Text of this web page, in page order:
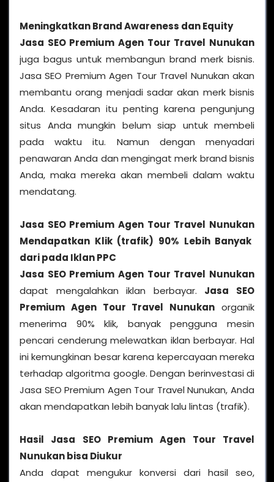
Meningkatkan Brand Awareness dan Equity
Jasa SEO Premium Agen Tour Travel Nunukan
juga bagus untuk membangun brand merk bisnis.
Jasa SEO Premium Agen Tour Travel Nunukan akan
membantu orang menjadi sadar akan merk bisnis
Anda. Kesadaran itu penting karena pengunjung
situs Anda mungkin belum siap untuk membeli
pada waktu itu. Namun dengan menyadari
penawaran Anda dan mengingat merk brand bisnis
Anda, maka mereka akan membeli dalam waktu
mendatang.
Jasa SEO Premium Agen Tour Travel Nunukan
Mendapatkan Klik (trafik) 90% Lebih Banyak
dari pada Iklan PPC
Jasa SEO Premium Agen Tour Travel Nunukan
dapat mengalahkan iklan berbayar. Jasa SEO
Premium Agen Tour Travel Nunukan organik
menerima 90% klik, banyak pengguna mesin
pencari cenderung melewatkan iklan berbayar. Hal
ini kemungkinan besar karena kepercayaan mereka
terhadap algoritma google. Dengan berinvestasi di
Jasa SEO Premium Agen Tour Travel Nunukan, Anda
akan mendapatkan lebih banyak lalu lintas (trafik).
Hasil Jasa SEO Premium Agen Tour Travel
Nunukanbisa Diukur
Anda dapat mengukur konversi dari hasil seo,